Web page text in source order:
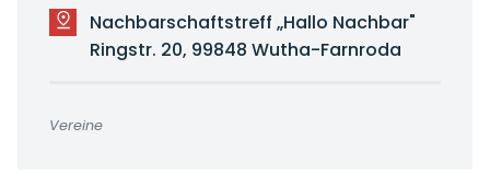
Nachbarschaftstreff „Hallo Nachbar"
Ringstr. 20, 99848 Wutha-Farnroda
Vereine